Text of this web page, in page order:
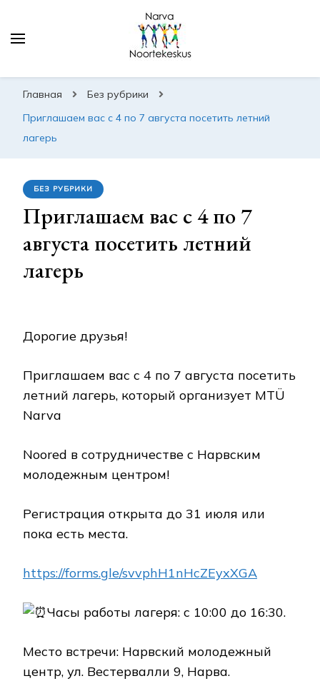
Narva Noortekeskus
Главная
Без рубрики
Приглашаем вас с 4 по 7 августа посетить летний
лагерь
БЕЗ РУБРИКИ
Приглашаем вас с 4 по 7
августа посетить летний
лагерь
Дорогие друзья!
Приглашаем вас с 4 по 7 августа посетить
летний лагерь, который организует MTÜ
Narva
Noored в сотрудничестве с Нарвским
молодежным центром!
Регистрация открыта до 31 июля или
пока есть места.
https://forms.gle/svvphH1nHcZEyxXGA
Часы работы лагеря: с 10:00 до 16:30.
Место встречи: Нарвский молодежный
центр, ул. Вестервалли 9, Нарва.